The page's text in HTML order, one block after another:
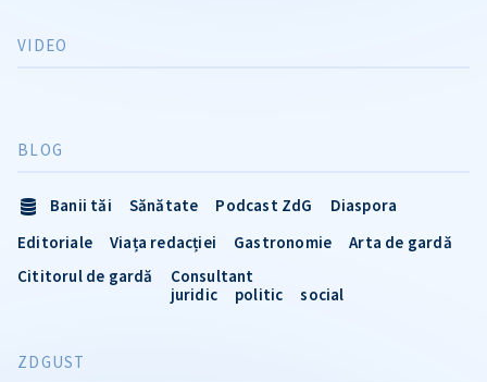
VIDEO
BLOG
Banii tăi Sănătate Podcast ZdG
Diaspora
Editoriale
Viața redacției Gastronomie
Arta de gardă
Cititorul de gardă
Consultant
juridic
politic social
ZDGUST